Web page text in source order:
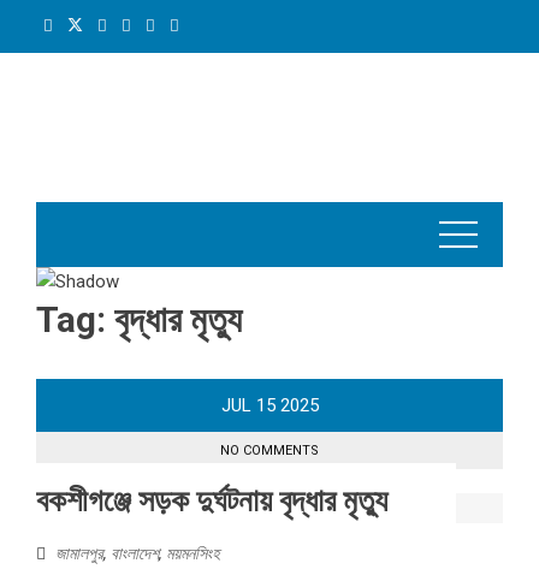
Tag: বৃদ্ধার মৃত্যু
JUL 15 2025
NO COMMENTS
বকশীগঞ্জে সড়ক দুর্ঘটনায় বৃদ্ধার মৃত্যু
জামালপুর, বাংলাদেশ, ময়মনসিংহ